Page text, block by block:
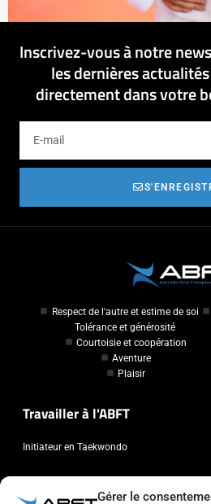
Gérer le
Inscrivez-vous à notre
les dernières
directement dans votre
Respect de l'autre et estime de soi
Tolérance et générosité
Courtoisie et coopération
Aventure
Plaisir
Travailler à l'ABFT
Initiateur en Taekwondo